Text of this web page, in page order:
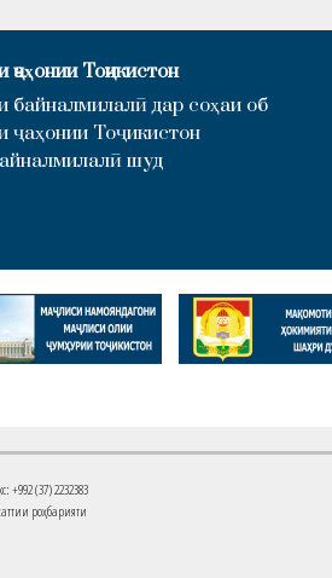
Тоҷикистон
байналмилалӣ дар соҳаи об
ҷаҳонии Тоҷикистон
шуд
+992 (37) 2232383
роҳбарияти